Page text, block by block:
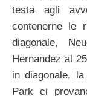
testa agli
contenerne le
diagonale,
Hernandez al
in diagonale,
Park ci